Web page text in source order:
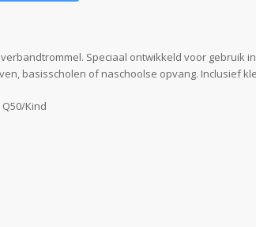
Speciaal ontwikkeld voor gebruik in
basisscholen of naschoolse opvang. Inclusief
Q50/Kind